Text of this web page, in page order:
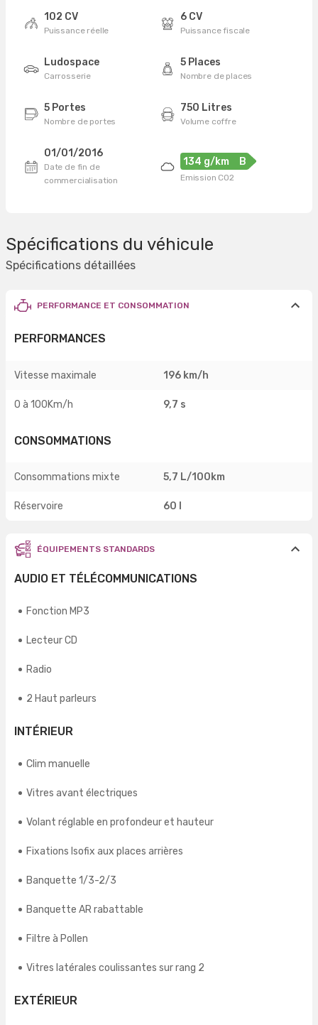
102 CV
Puissance réelle
6 CV
Puissance fiscale
Ludospace
Carrosserie
5 Places
Nombre de places
5 Portes
Nombre de portes
750 Litres
Volume coffre
01/01/2016
Date de fin de
commercialisation
134 g/km B
Emission CO2
Spécifications du véhicule
Spécifications détaillées
PERFORMANCE ET CONSOMMATION
PERFORMANCES
Vitesse maximale 196 km/h
0 à 100Km/h 9,7 s
CONSOMMATIONS
Consommations mixte 5,7 L/100km
Réservoire 60 l
ÉQUIPEMENTS STANDARDS
AUDIO ET TÉLÉCOMMUNICATIONS
Fonction MP3
Lecteur CD
Radio
2 Haut parleurs
INTÉRIEUR
Clim manuelle
Vitres avant électriques
Volant réglable en profondeur et hauteur
Fixations Isofix aux places arrières
Banquette 1/3-2/3
Banquette AR rabattable
Filtre à Pollen
Vitres latérales coulissantes sur rang 2
EXTÉRIEUR